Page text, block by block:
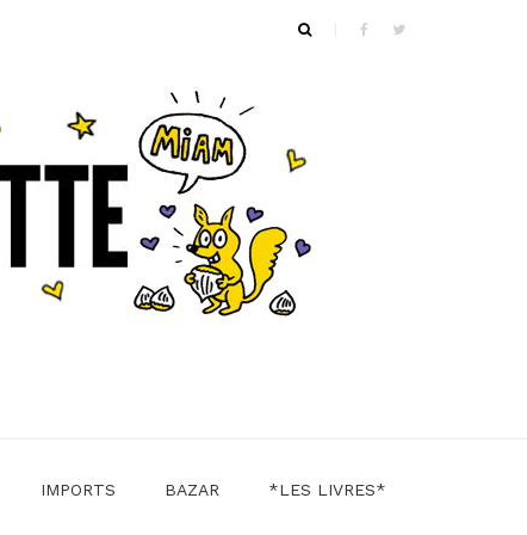
IMPORTS BAZAR *LES LIVRES*